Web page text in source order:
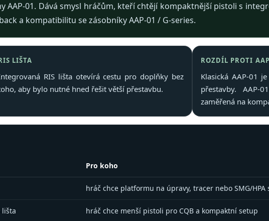
AAP-01. Dává smysl hráčům, kteří chtějí kompaktnější pistoli s
a kompatibilitu se zásobníky AAP-01 / G-series.
LIŠTA
RIS lišta otevírá cestu pro doplňky bez
aby bylo nutné hned řešit větší přestavbu.
ROZDÍL PROTI
Klasická AAP-01
přestavby.
zaměřená na
Pro koho
hráč chce platformu na úpravy, tracer nebo SMG/HPA
lišta hráč chce menší pistoli pro CQB a kompaktní setup